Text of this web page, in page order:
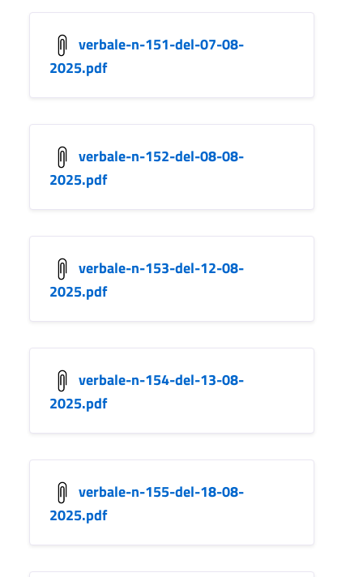
verbale-n-151-del-07-08-
2025.pdf
verbale-n-152-del-08-08-
2025.pdf
verbale-n-153-del-12-08-
2025.pdf
verbale-n-154-del-13-08-
2025.pdf
verbale-n-155-del-18-08-
2025.pdf